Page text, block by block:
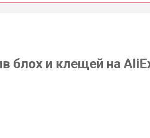
блох и клещей на